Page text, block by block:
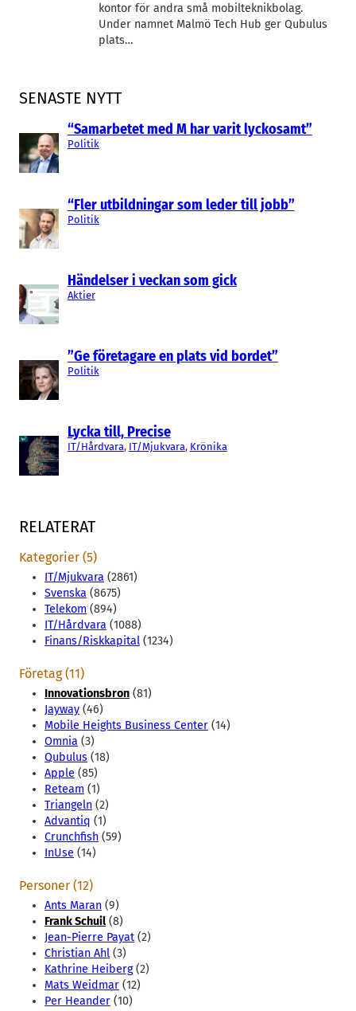
SENASTE NYTT
“Samarbetet med M har varit lyckosamt”
Politik
“Fler utbildningar som leder till jobb”
Politik
Händelser i veckan som gick
Aktier
”Ge företagare en plats vid bordet”
Politik
Lycka till, Precise
IT/Hårdvara, IT/Mjukvara, Krönika
kontor för andra små mobilteknikbolag.
Under namnet Malmö Tech Hub ger Qubulus
plats…
RELATERAT
Kategorier (5)
IT/Mjukvara (2861)
Svenska (8675)
Telekom (894)
IT/Hårdvara (1088)
Finans/Riskkapital (1234)
Företag (11)
Innovationsbron (81)
Jayway (46)
Mobile Heights Business Center (14)
Omnia (3)
Qubulus (18)
Apple (85)
Reteam (1)
Triangeln (2)
Advantiq (1)
Crunchfish (59)
InUse (14)
Personer (12)
Ants Maran (9)
Frank Schuil(8)
Jean-Pierre Payat (2)
Christian Ahl (3)
Kathrine Heiberg(2)
Mats Weidmar (12)
Per Heander (10)